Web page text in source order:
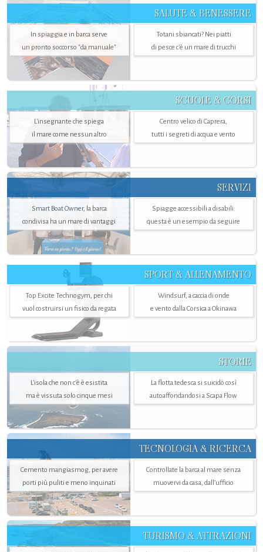
SALUTE & BENESSERE
In spiaggia e in barca serve
un pronto soccorso "da manuale"
Totani sbiancati? Nei piatti
di pesce c'è un mare di trucchi
SCUOLE & CORSI
L'insegnante che spiega
il mare come nessun altro
Centro velico di Caprera,
tutti i segreti di acqua e vento
SERVIZI
Smart Boat Owner, la barca
condivisa ha un mare di vantaggi
Spiagge accessibili a disabili:
questa è un esempio da seguire
SPORT & ALLENAMENTO
Top Excite Technogym, per chi
vuol costruirsi un fisico da regata
Windsurf, a caccia di onde
e vento dalla Corsica a Okinawa
STORIE
L’isola che non c'è è esistita
ma è vissuta solo cinque mesi
La flotta tedesca si suicidò così
autoaffondandosi a Scapa Flow
TECNOLOGIA & RICERCA
Cemento mangiasmog, per avere
porti più puliti e meno inquinati
Controllate la barca al mare senza
muovervi da casa, dall’ufficio
TURISMO & ATTRAZIONI